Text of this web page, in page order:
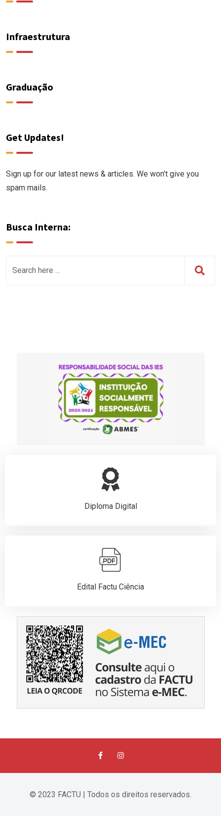
Infraestrutura
Graduação
Get Updates!
Sign up for our latest news & articles. We won’t give you
spam mails.
Busca Interna:
Diploma Digital
Edital Factu Ciência
© 2023 FACTU | Todos os direitos reservados.